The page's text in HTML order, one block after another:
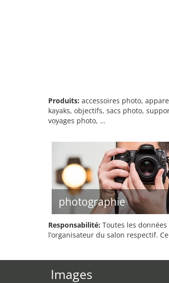
Produits: accessoires photo,
kayaks, objectifs, sacs photo,
voyages photo, …
photographie
Responsabilité: Toutes les
l’organisateur du salon respectif.
Images